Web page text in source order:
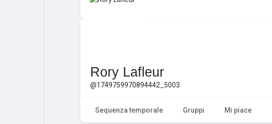
Rory Lafleur
@1749759970894442_5003
Sequenza temporale Gruppi Mi piace